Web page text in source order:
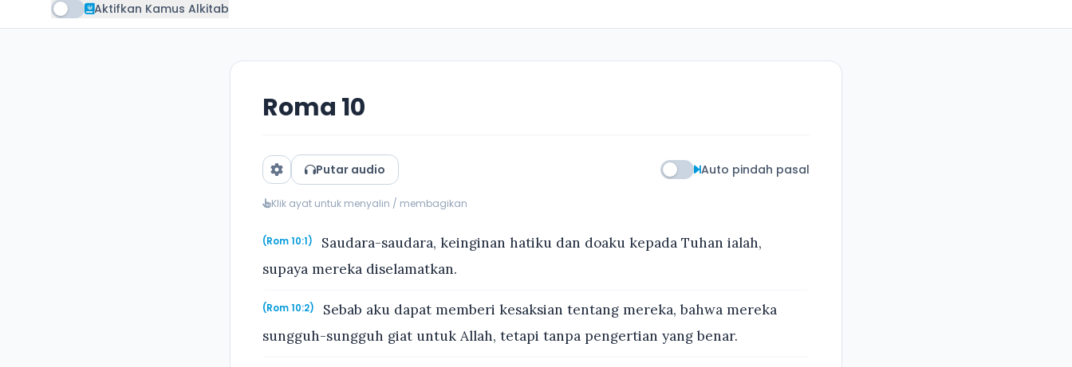
Aktifkan Kamus Alkitab
Roma 10
Putar audio Auto pindah pasal
Klik ayat untuk menyalin / membagikan
(Rom 10:1)
Saudara-saudara, keinginan hatiku dan doaku kepada Tuhan ialah,
supaya mereka diselamatkan.
(Rom 10:2)
Sebab aku dapat memberi kesaksian tentang mereka, bahwa mereka
sungguh-sungguh giat untuk Allah, tetapi tanpa pengertian yang benar.